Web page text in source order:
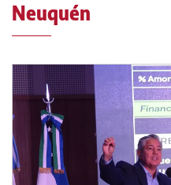
Neuquén